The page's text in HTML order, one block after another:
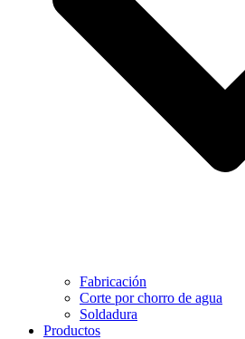
Fabricación
Corte por chorro de agua
Soldadura
Productos